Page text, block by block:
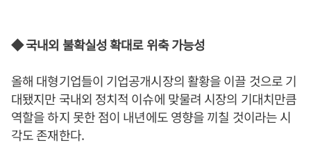
◆ 국내외 불확실성 확대로 위축 가능성
올해 대형기업들이 기업공개시장의 활황을 이끌 것으로 기
대됐지만 국내외 정치적 이슈에 맞물려 시장의 기대치만큼
역할을 하지 못한 점이 내년에도 영향을 끼칠 것이라는 시
각도 존재한다.